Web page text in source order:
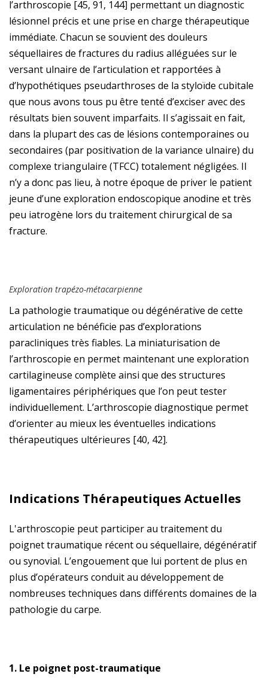
l’arthroscopie [45, 91, 144] permettant un diagnostic
lésionnel précis et une prise en charge thérapeutique
immédiate. Chacun se souvient des douleurs
séquellaires de fractures du radius alléguées sur le
versant ulnaire de l’articulation et rapportées à
d’hypothétiques pseudarthroses de la styloïde cubitale
que nous avons tous pu être tenté d’exciser avec des
résultats bien souvent imparfaits. Il s’agissait en fait,
dans la plupart des cas de lésions contemporaines ou
secondaires (par positivation de la variance ulnaire) du
complexe triangulaire (TFCC) totalement négligées. Il
n’y a donc pas lieu, à notre époque de priver le patient
jeune d’une exploration endoscopique anodine et très
peu iatrogène lors du traitement chirurgical de sa
fracture.
Exploration trapézo-métacarpienne
La pathologie traumatique ou dégénérative de cette
articulation ne bénéficie pas d’explorations
paracliniques très fiables. La miniaturisation de
l’arthroscopie en permet maintenant une exploration
cartilagineuse complète ainsi que des structures
ligamentaires périphériques que l’on peut tester
individuellement. L’arthroscopie diagnostique permet
d’orienter au mieux les éventuelles indications
thérapeutiques ultérieures [40, 42].
Indications Thérapeutiques Actuelles
L'arthroscopie peut participer au traitement du
poignet traumatique récent ou séquellaire, dégénératif
ou synovial. L’engouement que lui portent de plus en
plus d’opérateurs conduit au développement de
nombreuses techniques dans différents domaines de la
pathologie du carpe.
1. Le poignet post-traumatique